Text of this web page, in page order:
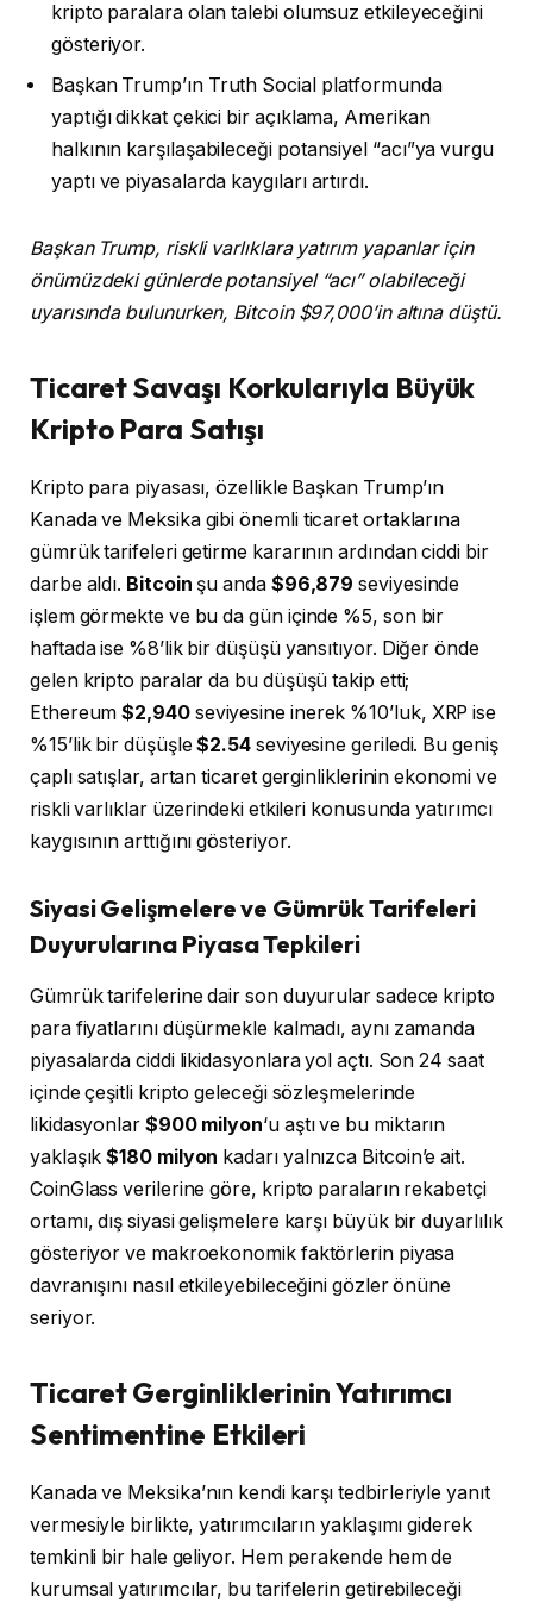
kripto paralara olan talebi olumsuz etkileyeceğini
gösteriyor.
Başkan Trump’ın Truth Social platformunda
yaptığı dikkat çekici bir açıklama, Amerikan
halkının karşılaşabileceği potansiyel “acı”ya vurgu
yaptı ve piyasalarda kaygıları artırdı.
Başkan Trump, riskli varlıklara yatırım yapanlar için
önümüzdeki günlerde potansiyel “acı” olabileceği
uyarısında bulunurken, Bitcoin $97,000’in altına düştü.
Ticaret Savaşı Korkularıyla Büyük
Kripto Para Satışı
Kripto para piyasası, özellikle Başkan Trump’ın
Kanada ve Meksika gibi önemli ticaret ortaklarına
gümrük tarifeleri getirme kararının ardından ciddi bir
darbe aldı. Bitcoin şu anda $96,879 seviyesinde
işlem görmekte ve bu da gün içinde %5, son bir
haftada ise %8’lik bir düşüşü yansıtıyor. Diğer önde
gelen kripto paralar da bu düşüşü takip etti;
Ethereum$2,940seviyesine inerek %10’luk, XRP ise
%15’lik bir düşüşle$2.54 seviyesine geriledi. Bu geniş
çaplı satışlar, artan ticaret gerginliklerinin ekonomi ve
riskli varlıklar üzerindeki etkileri konusunda yatırımcı
kaygısının arttığını gösteriyor.
Siyasi Gelişmelere ve Gümrük Tarifeleri
Duyurularına Piyasa Tepkileri
Gümrük tarifelerine dair son duyurular sadece kripto
para fiyatlarını düşürmekle kalmadı, aynı zamanda
piyasalarda ciddi likidasyonlara yol açtı. Son 24 saat
içinde çeşitli kripto geleceği sözleşmelerinde
likidasyonlar $900 milyon‘u aştı ve bu miktarın
yaklaşık$180 milyon kadarı yalnızca Bitcoin’e ait.
CoinGlass verilerine göre, kripto paraların rekabetçi
ortamı, dış siyasi gelişmelere karşı büyük bir duyarlılık
gösteriyor ve makroekonomik faktörlerin piyasa
davranışını nasıl etkileyebileceğini gözler önüne
seriyor.
Ticaret Gerginliklerinin Yatırımcı
Sentimentine Etkileri
Kanada ve Meksika’nın kendi karşı tedbirleriyle yanıt
vermesiyle birlikte, yatırımcıların yaklaşımı giderek
temkinli bir hale geliyor. Hem perakende hem de
kurumsal yatırımcılar, bu tarifelerin getirebileceği